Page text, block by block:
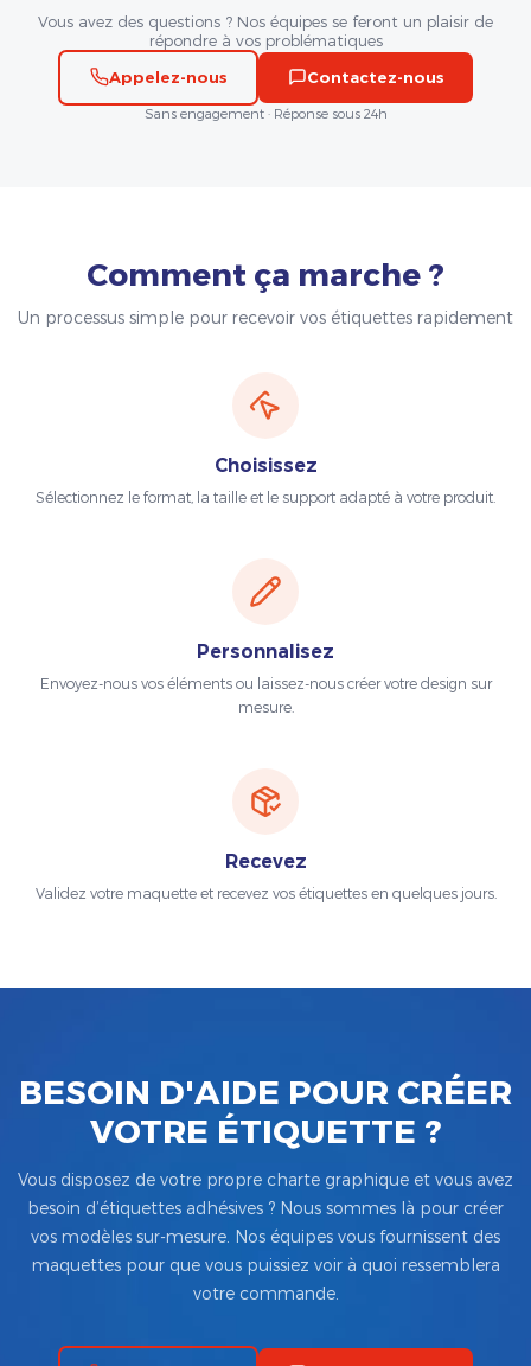
Vous avez des questions ? Nos équipes se feront un plaisir de
répondre à vos problématiques
Appelez-nous
Contactez-nous
Sans engagement · Réponse sous 24h
Comment ça marche ?
Un processus simple pour recevoir vos étiquettes rapidement
Choisissez
Sélectionnez le format, la taille et le support adapté à votre produit.
Personnalisez
Envoyez-nous vos éléments ou laissez-nous créer votre design sur
mesure.
Recevez
Validez votre maquette et recevez vos étiquettes en quelques jours.
BESOIN D'AIDE POUR CRÉER
VOTRE ÉTIQUETTE ?
Vous disposez de votre propre charte graphique et vous avez
besoin d’étiquettes adhésives ? Nous sommes là pour créer
vos modèles sur-mesure. Nos équipes vous fournissent des
maquettes pour que vous puissiez voir à quoi ressemblera
votre commande.